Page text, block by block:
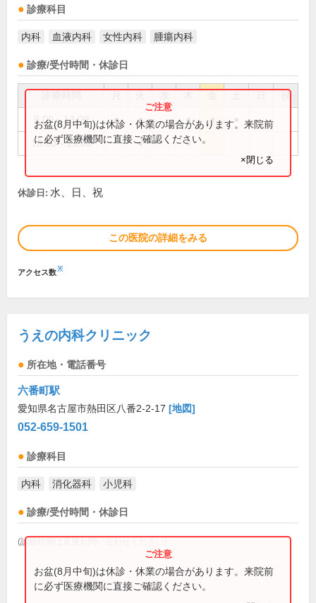
診療科目
内科 血液内科 女性内科 腫瘍内科
診療/受付時間・休診日
祝
9:00～13:00 ● ● ● ●
16:00～19:00 ● ●
お盆(8月中旬)は休診・休業の場合があります。来院前
に必ず医療機関に直接ご確認ください。
×閉じる
休診日: 水、日、祝
この医院の詳細をみる
アクセス数※
うえの内科クリニック
所在地・電話番号
六番町駅
愛知県名古屋市熱田区八番2-2-17 [地図]
052-659-1501
診療科目
内科 消化器科 小児科
診療/受付時間・休診日
(診療時間は直接お問い合わせください)
お盆(8月中旬)は休診・休業の場合があります。来院前
に必ず医療機関に直接ご確認ください。